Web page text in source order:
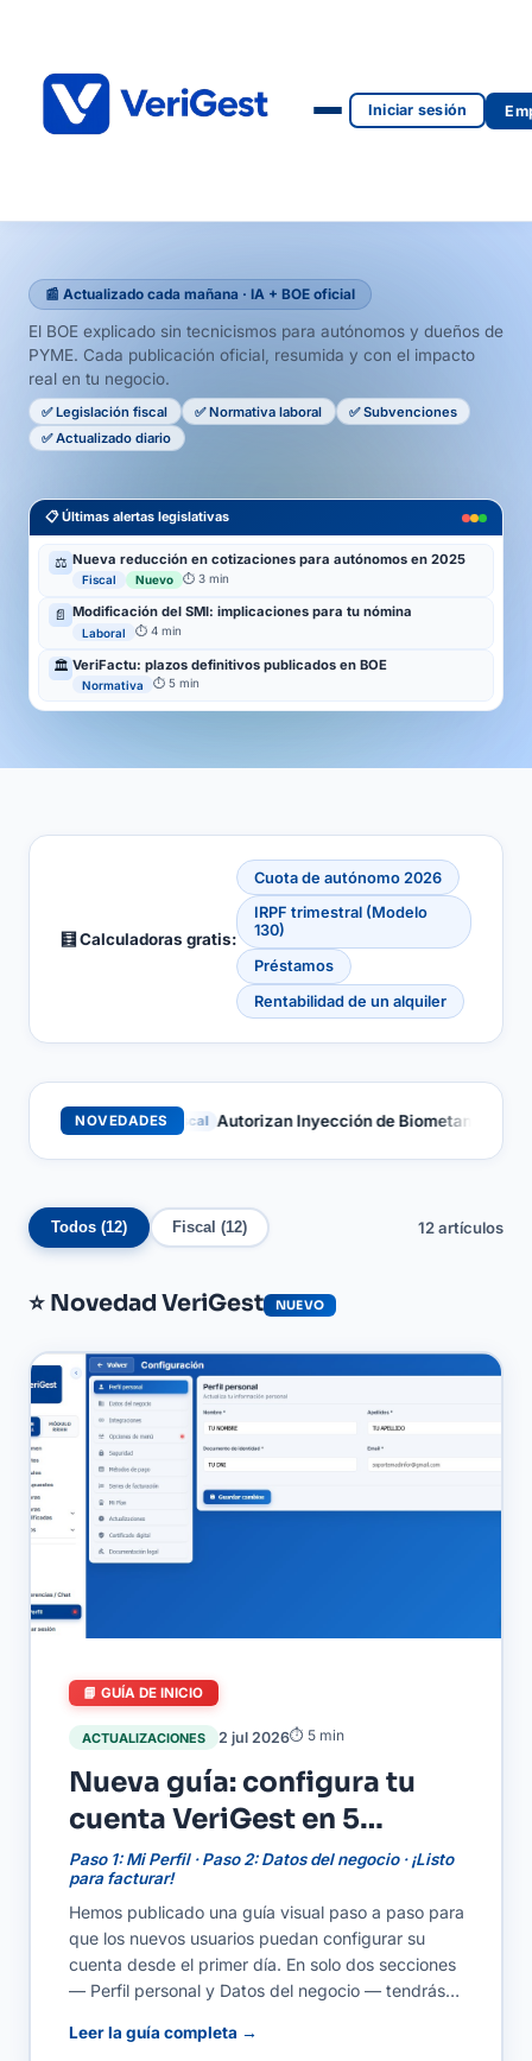
Iniciar sesión
📰 Actualizado cada mañana · IA + BOE oficial
El BOE explicado sin tecnicismos para autónomos y dueños de
PYME. Cada publicación oficial, resumida y con el impacto
real en tu negocio.
✅ Legislación fiscal ✅ Normativa laboral
✅ Subvenciones
✅ Actualizado diario
📋 Últimas alertas legislativas
⚖️ Nueva reducción en cotizaciones para autónomos en 2025
Fiscal Nuevo ⏱ 3 min
📄 Modificación del SMI: implicaciones para tu nómina
Laboral ⏱ 4 min
🏛️ VeriFactu: plazos definitivos publicados en BOE
Normativa ⏱ 5 min
🧮 Calculadoras gratis:
Cuota de autónomo 2026
IRPF trimestral (Modelo
130)
Préstamos
Rentabilidad de un alquiler
NOVEDADESFiscal Autorizan Inyección de Biometano en
Todos (12) Fiscal (12) 12 artículos
⭐ Novedad VeriGest NUEVO
📘 GUÍA DE INICIO
ACTUALIZACIONES 2 jul 2026⏱ 5 min
Nueva guía: configura tu
cuenta VeriGest en 5
minutos
Paso 1: Mi Perfil · Paso 2: Datos del negocio · ¡Listo
para facturar!
Hemos publicado una guía visual paso a paso para
que los nuevos usuarios puedan configurar su
cuenta desde el primer día. En solo dos secciones
— Perfil personal y Datos del negocio — tendrás
primera factura con datos correctos y logo
Leer la guía completa →